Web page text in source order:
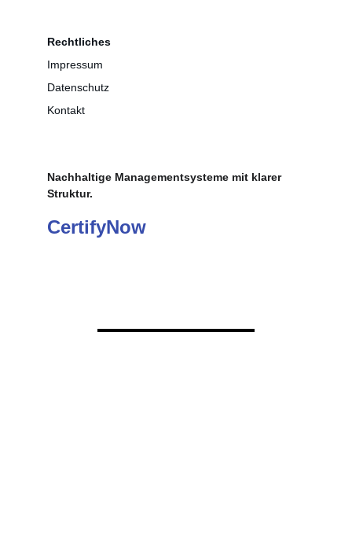
Rechtliches
Impressum
Datenschutz
Kontakt
Nachhaltige Managementsysteme mit klarer
Struktur.
CertifyNow